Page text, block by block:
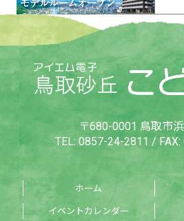
〒680-0001 鳥取市
TEL: 0857-24-2811 /
ホーム
イベントカレンダー